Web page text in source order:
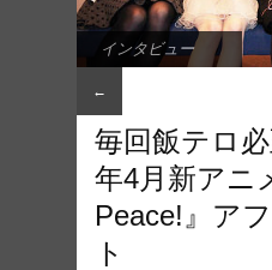
インタビュー
←
毎回飯テロ
年4月新アニ
Peace!』ア
ト